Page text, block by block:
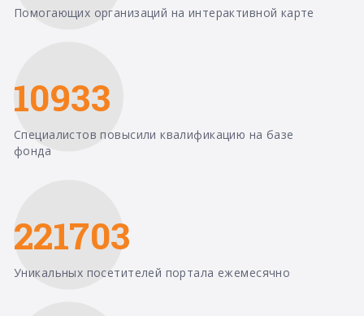
Помогающих организаций на интерактивной карте
10933
Специалистов повысили квалификацию на базе
фонда
221703
Уникальных посетителей портала ежемесячно